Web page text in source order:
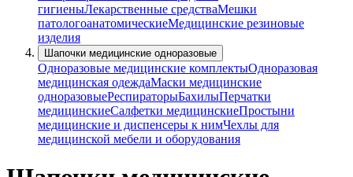
гигиеныЛекарственные средстваМешки
патологоанатомическиеМедицинские резиновые
изделия
Шапочки медицинские одноразовые
Одноразовые медицинские комплектыОдноразовая
медицинская одеждаМаски медицинские
одноразовыеРеспираторыБахилыПерчатки
медицинскиеСалфетки медицинскиеПростыни
медицинские и диспенсеры к нимЧехлы для
медицинской мебели и оборудования